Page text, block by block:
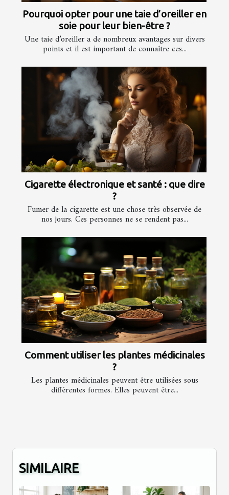
Pourquoi opter pour une taie d’oreiller en
soie pour leur bien-être ?
Une taie d’oreiller a de nombreux avantages sur divers
points et il est important de connaître ces...
Cigarette électronique et santé : que dire
?
Fumer de la cigarette est une chose très observée de
nos jours. Ces personnes ne se rendent pas...
Comment utiliser les plantes médicinales
?
Les plantes médicinales peuvent être utilisées sous
différentes formes. Elles peuvent être...
SIMILAIRE